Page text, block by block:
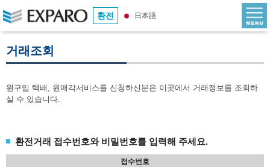
환전 日本語
거래조회
원구입 택배, 원매각서비스를 신청하신분은 이곳에서 거래정보를 조회하
실 수 있습니다.
환전거래 접수번호와 비밀번호를 입력해 주세요.
접수번호